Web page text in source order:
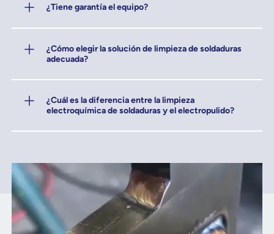
¿Tiene garantía el equipo?
¿Cómo elegir la solución de limpieza de soldaduras
adecuada?
¿Cuál es la diferencia entre la limpieza
electroquímica de soldaduras y el electropulido?